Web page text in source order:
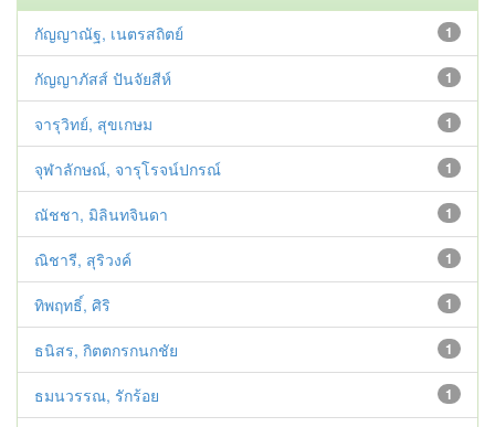
1
กัญญาณัฐ, เนตรสถิตย์
1
กัญญาภัสส์ ปันจัยสีห์
1
จารุวิทย์, สุขเกษม
1
จุฬาลักษณ์, จารุโรจน์ปกรณ์
1
ณัชชา, มิลินทจินดา
1
ณิชารี, สุริวงค์
1
ทิพฤทธิ์, ศิริ
1
ธนิสร, กิตตกรกนกชัย
1
ธมนวรรณ, รักร้อย